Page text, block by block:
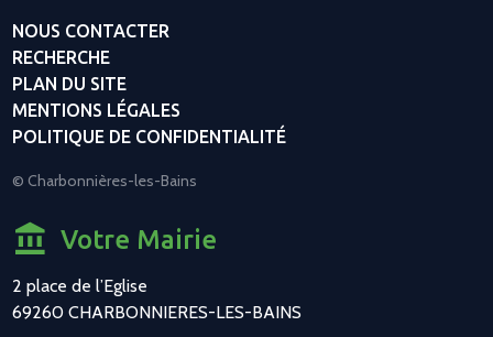
NOUS CONTACTER
RECHERCHE
PLAN DU SITE
MENTIONS LÉGALES
POLITIQUE DE CONFIDENTIALITÉ
© Charbonnières-les-Bains
Votre Mairie
2 place de l’Eglise
69260 CHARBONNIERES-LES-BAINS